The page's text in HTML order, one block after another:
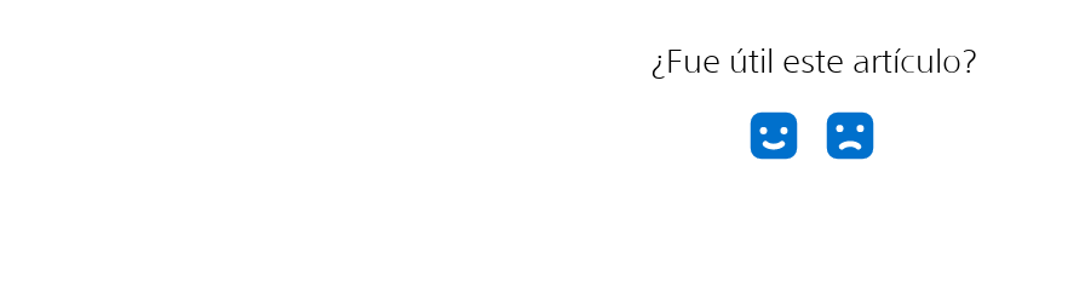
¿Fue útil este artículo?